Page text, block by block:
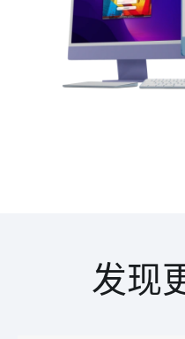
发现